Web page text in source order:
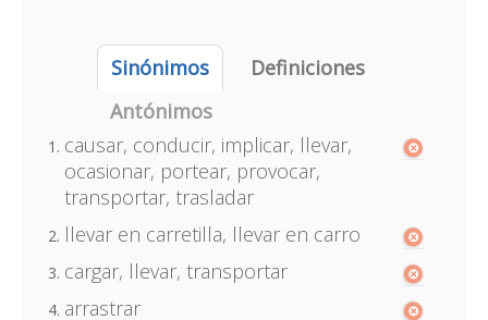
Sinónimos
Definiciones
Antónimos
causar, conducir, implicar, llevar,
ocasionar, portear, provocar,
transportar, trasladar
llevar en carretilla, llevar en carro
cargar, llevar, transportar
arrastrar